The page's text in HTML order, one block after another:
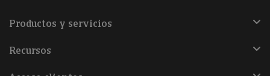
Productos y servicios
Recursos